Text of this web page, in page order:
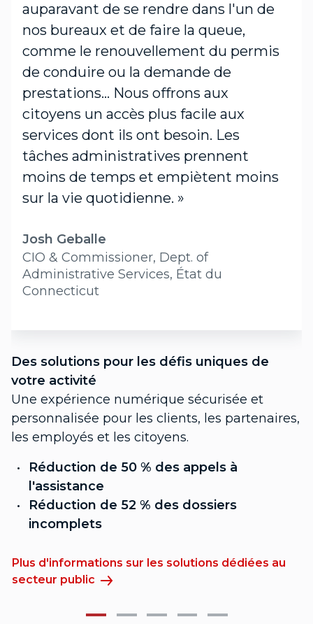
Des solutions pour les défis uniques de
votre activité
Une expérience numérique sécurisée et
personnalisée pour les clients, les partenaires,
les employés et les citoyens.
Réduction de 50 % des appels à
l'assistance
Réduction de 52 % des dossiers
incomplets
Plus d'informations sur les solutions dédiées au
secteur public
auparavant de se rendre dans l'un de
nos bureaux et de faire la queue,
comme le renouvellement du permis
de conduire ou la demande de
prestations... Nous offrons aux
citoyens un accès plus facile aux
services dont ils ont besoin. Les
tâches administratives prennent
moins de temps et empiètent moins
sur la vie quotidienne. »
Josh Geballe
CIO & Commissioner, Dept. of
Administrative Services, État du
Connecticut